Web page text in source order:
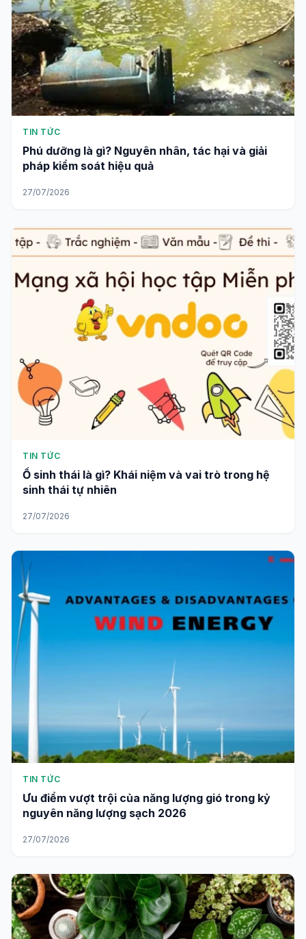
TIN TỨC
Phú dưỡng là gì? Nguyên nhân, tác hại và giải
pháp kiểm soát hiệu quả
27/07/2026
TIN TỨC
Ổ sinh thái là gì? Khái niệm và vai trò trong hệ
sinh thái tự nhiên
27/07/2026
TIN TỨC
Ưu điểm vượt trội của năng lượng gió trong kỷ
nguyên năng lượng sạch 2026
27/07/2026